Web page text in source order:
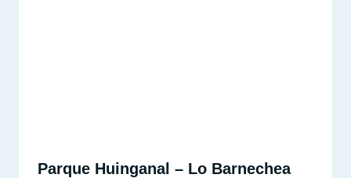
Parque Huinganal – Lo Barnechea